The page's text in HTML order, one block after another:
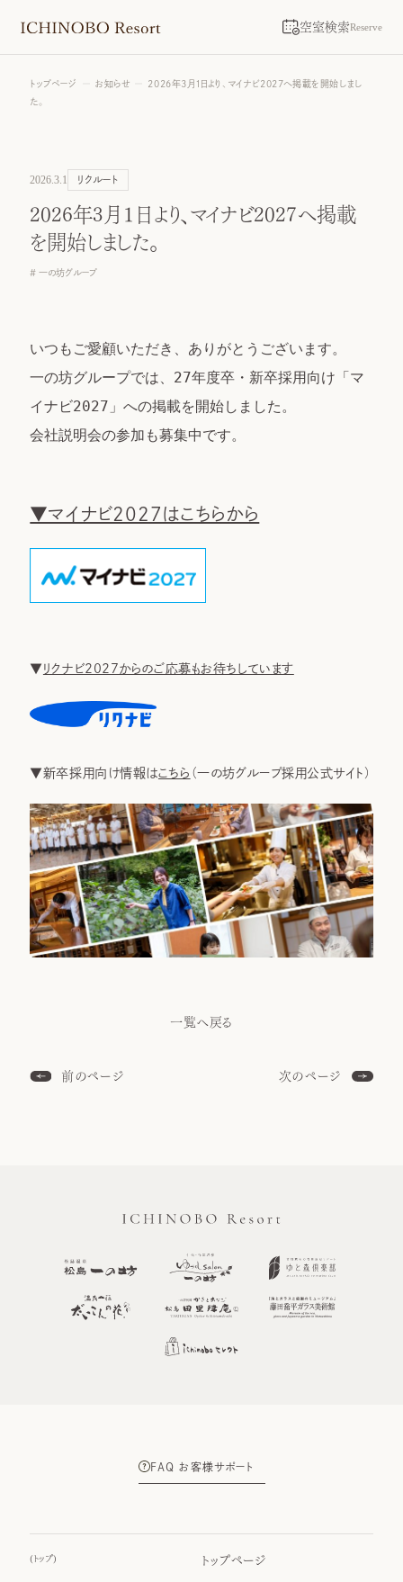
空室検索Reserve
トップページ お知らせ
2026年3月1日より、マイナビ2027へ掲載を開始しまし
た。
2026.3.1 リクルート
2026年3月1日より、マイナビ2027へ掲載
を開始しました。
一の坊グループ
いつもご愛顧いただき、ありがとうございます。
一の坊グループでは、27年度卒・新卒採用向け「マ
イナビ2027」への掲載を開始しました。
会社説明会の参加も募集中です。
▼マイナビ2027はこちらから
▼ リクナビ2027からのご応募もお待ちしています
▼新卒採用向け情報はこちら （一の坊グループ採用公式サイト）
前のページ
一覧へ戻る
次のページ
FAQ お客様サポート
( トップ) トップページ